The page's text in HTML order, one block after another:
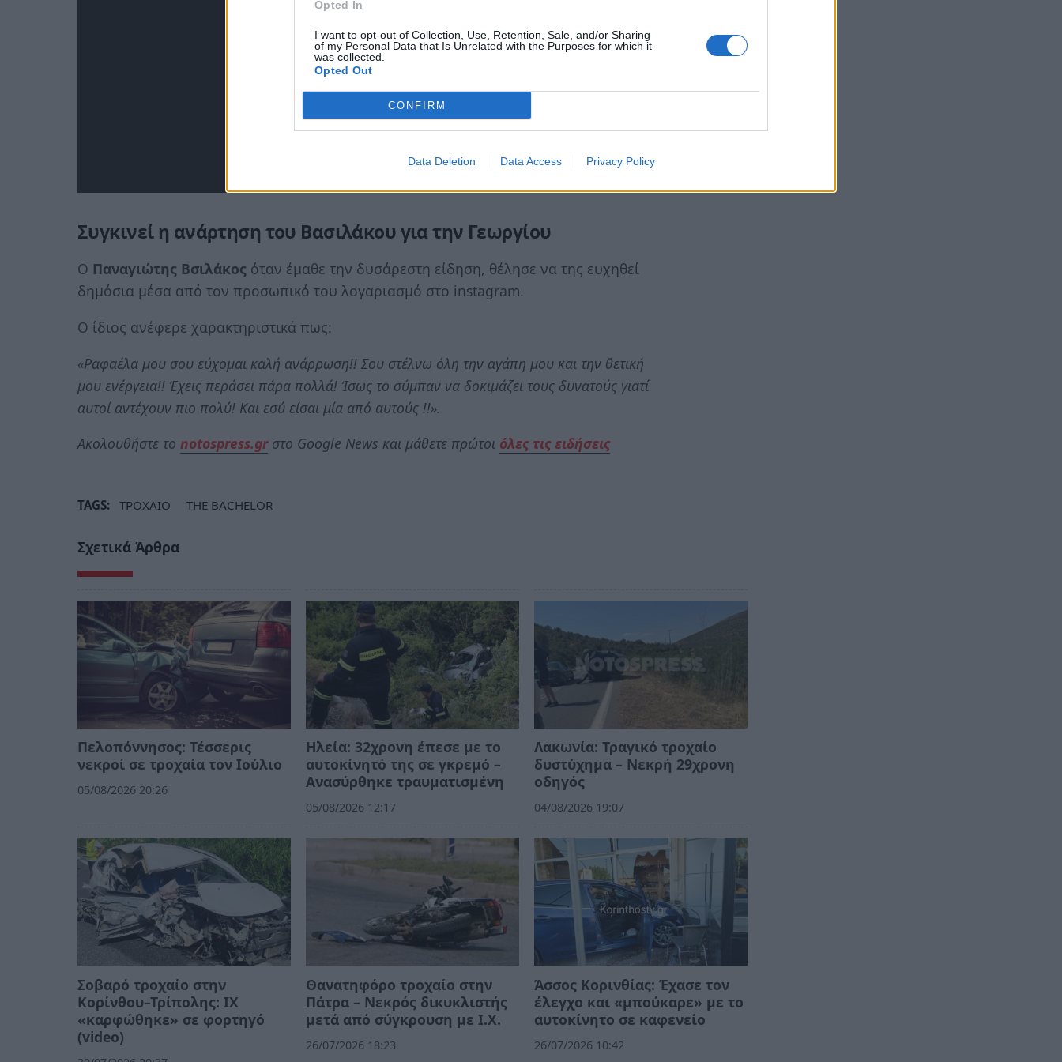
Opted In
I want to opt-out of Collection, Use, Retention, Sale, and/or Sharing
of my Personal Data that Is Unrelated with the Purposes for which it
was collected.
Opted Out
CONFIRM
Data Deletion Data Access Privacy Policy
Συγκινεί η ανάρτηση του Βασιλάκου για την Γεωργίου
Ο Παναγιώτης Βσιλάκος όταν έμαθε την δυσάρεστη είδηση, θέλησε να της ευχηθεί
δημόσια μέσα από τον προσωπικό του λογαριασμό στο instagram.
Ο ίδιος ανέφερε χαρακτηριστικά πως:
«Ραφαέλα μου σου εύχομαι καλή ανάρρωση!! Σου στέλνω όλη την αγάπη μου και την θετική
μου ενέργεια!! Έχεις περάσει πάρα πολλά! Ίσως το σύμπαν να δοκιμάζει τους δυνατούς γιατί
αυτοί αντέχουν πιο πολύ! Και εσύ είσαι μία από αυτούς !!».
Ακολουθήστε το notospress.grστο Google News και μάθετε πρώτοι όλες τις ειδήσεις
TAGS: ΤΡΟΧΑΙΟ THE BACHELOR
Σχετικά Άρθρα
Πελοπόννησος: Τέσσερις
νεκροί σε τροχαία τον Ιούλιο
05/08/2026 20:26
Ηλεία: 32χρονη έπεσε με το
αυτοκίνητό της σε γκρεμό –
Ανασύρθηκε τραυματισμένη
05/08/2026 12:17
Λακωνία: Τραγικό τροχαίο
δυστύχημα – Νεκρή 29χρονη
οδηγός
04/08/2026 19:07
Σοβαρό τροχαίο στην
Κορίνθου–Τρίπολης: ΙΧ
«καρφώθηκε» σε φορτηγό
(video)
Θανατηφόρο τροχαίο στην
Πάτρα – Νεκρός δικυκλιστής
μετά από σύγκρουση με Ι.Χ.
26/07/2026 18:23
Άσσος Κορινθίας: Έχασε τον
έλεγχο και «μπούκαρε» με το
αυτοκίνητο σε καφενείο
26/07/2026 10:42